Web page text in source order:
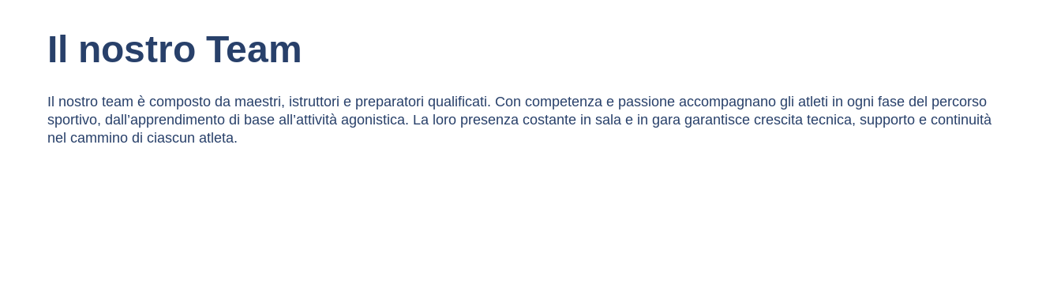
Il nostro team è composto da maestri, istruttori e preparatori qualificati. Con competenza e passione accompagnano gli atleti in ogni fase del percorso
sportivo, dall’apprendimento di base all’attività agonistica. La loro presenza costante in sala e in gara garantisce crescita tecnica, supporto e continuità
nel cammino di ciascun atleta.
Il nostro Team